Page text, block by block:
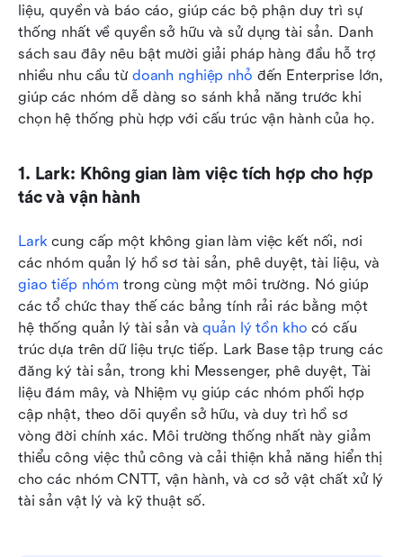
liệu, quyền và báo cáo, giúp các bộ phận duy trì sự
thống nhất về quyền sở hữu và sử dụng tài sản. Danh
sách sau đây nêu bật mười giải pháp hàng đầu hỗ trợ
nhiều nhu cầu từ doanh nghiệp nhỏ đến Enterprise lớn,
giúp các nhóm dễ dàng so sánh khả năng trước khi
chọn hệ thống phù hợp với cấu trúc vận hành của họ.
1. Lark: Không gian làm việc tích hợp cho hợp
tác và vận hành
Lark cung cấp một không gian làm việc kết nối, nơi
giao tiếp nhóm trong cùng một môi trường. Nó giúp
các tổ chức thay thế các bảng tính rải rác bằng một
hệ thống quản lý tài sản và quản lý tồn kho có cấu
trúc dựa trên dữ liệu trực tiếp. Lark Base tập trung các
đăng ký tài sản, trong khi Messenger, phê duyệt, Tài
liệu đám mây, và Nhiệm vụ giúp các nhóm phối hợp
cập nhật, theo dõi quyền sở hữu, và duy trì hồ sơ
vòng đời chính xác. Môi trường thống nhất này giảm
thiểu công việc thủ công và cải thiện khả năng hiển thị
cho các nhóm CNTT, vận hành, và cơ sở vật chất xử lý
tài sản vật lý và kỹ thuật số.